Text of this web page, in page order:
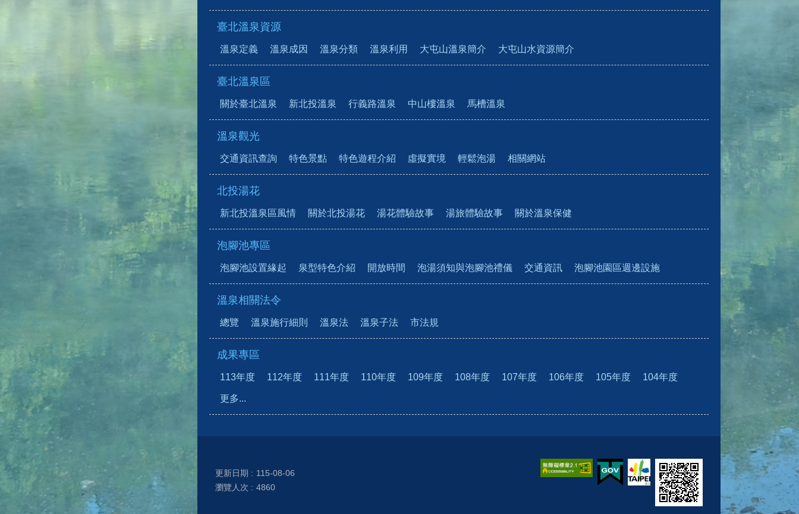
臺北溫泉資源
溫泉定義 溫泉成因 溫泉分類 溫泉利用 大屯山溫泉簡介 大屯山水資源簡介
臺北溫泉區
關於臺北溫泉 新北投溫泉 行義路溫泉 中山樓溫泉 馬槽溫泉
溫泉觀光
交通資訊查詢 特色景點 特色遊程介紹 虛擬實境 輕鬆泡湯 相關網站
北投湯花
新北投溫泉區風情 關於北投湯花 湯花體驗故事 湯旅體驗故事 關於溫泉保健
泡腳池專區
泡腳池設置緣起 泉型特色介紹 開放時間 泡湯須知與泡腳池禮儀 交通資訊 泡腳池園區週邊設施
溫泉相關法令
總覽 溫泉施行細則 溫泉法 溫泉子法 市法規
成果專區
113年度 112年度 111年度 110年度 109年度 108年度 107年度 106年度 105年度 104年度
更多...
更新日期
115-08-06
瀏覽人次
4860